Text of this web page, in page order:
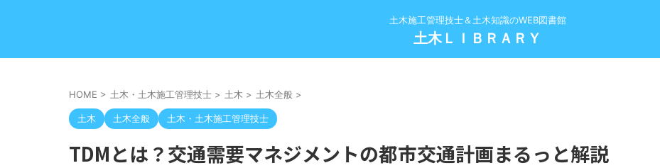
土木施工管理技士＆土木知識のWEB図書館
土木ＬＩＢＲＡＲＹ
HOME > 土木・土木施工管理技士 > 土木 > 土木全般 >
土木 土木全般 土木・土木施工管理技士
TDMとは？交通需要マネジメントの都市交通計画まるっと解説